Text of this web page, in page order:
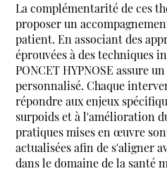
La complémentarité de ces
proposer un
patient. En associant des
éprouvées à des techniques
PONCET HYPNOSE assure
personnalisé. Chaque
répondre aux enjeux
surpoids et à l'amélioration
pratiques mises en œuvre
actualisées afin de s'aligner
dans le domaine de la santé